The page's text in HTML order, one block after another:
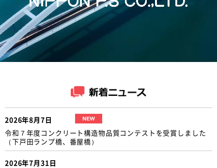
2026年8月7日
令和７年度コンクリート構造物品質コンテストを受賞しました
（下戸田ランプ橋、番屋橋）
2026年7月31日